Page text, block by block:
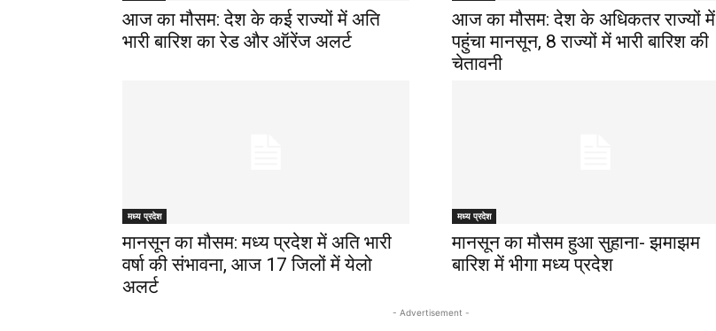
आज का मौसम: देश के कई राज्यों में अति
भारी बारिश का रेड और ऑरेंज अलर्ट
आज का मौसम: देश के अधिकतर राज्यों में
पहुंचा मानसून, 8 राज्यों में भारी बारिश की
चेतावनी
मध्य प्रदेश
मानसून का मौसम: मध्य प्रदेश में अति भारी
वर्षा की संभावना, आज 17 जिलों में येलो
अलर्ट
मध्य प्रदेश
मानसून का मौसम हुआ सुहाना- झमाझम
बारिश में भीगा मध्य प्रदेश
- Advertisement -